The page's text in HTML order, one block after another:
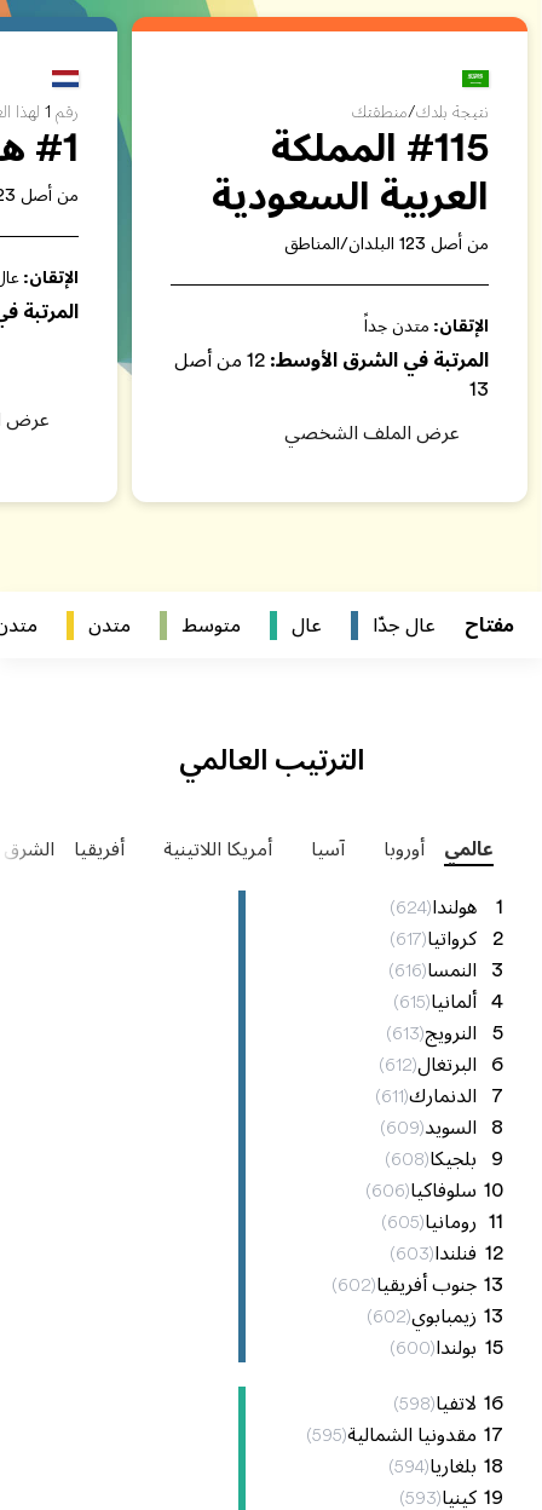
نتيجة بلدك/منطقتك
#115 المملكة
العربية السعودية
من أصل 123 البلدان/المناطق
الإتقان: متدن جداً
المرتبة في الشرق الأوسط:
12 من أصل
13
عرض الملف الشخصي
رقم 1 لهذا العام
#1 هولندا
من أصل 123 البلدان/المناطق
الإتقان:
المرتبة
عرض
مفتاح عال جدّا عال متوسط متدن
الترتيب العالمي
عالمي أوروبا آسيا أمريكا اللاتينية أفريقيا الشرق
1 هولندا(
624
)
2 كرواتيا(
617
)
3 النمسا(
616
)
4 ألمانيا(
615
)
5 النرويج(
613
)
6 البرتغال(
612
)
7 الدنمارك(
611
)
8 السويد(
609
)
9 بلجيكا(
608
)
10 سلوفاكيا(
606
)
11 رومانيا(
605
)
12 فنلندا(
603
)
13 جنوب أفريقيا(
602
)
13 زيمبابوي(
602
)
15 بولندا(
600
)
16 لاتفيا(
598
)
17 مقدونيا الشمالية(
595
)
18 بلغاريا(
594
)
19 كينيا(
593
)